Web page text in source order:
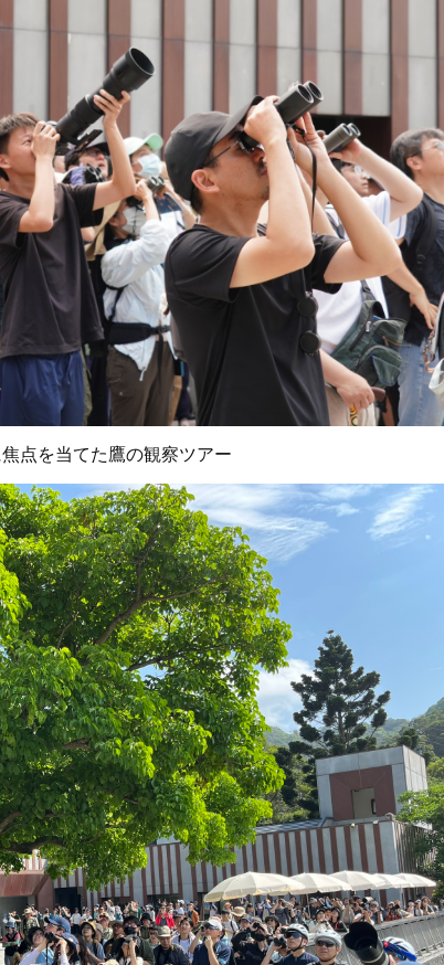
点を当てた鷹の観察ツアー